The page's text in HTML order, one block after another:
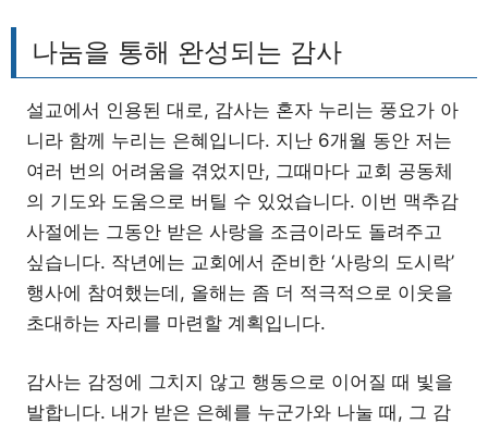
나눔을 통해 완성되는 감사
설교에서 인용된 대로, 감사는 혼자 누리는 풍요가 아
니라 함께 누리는 은혜입니다. 지난 6개월 동안 저는
여러 번의 어려움을 겪었지만, 그때마다 교회 공동체
의 기도와 도움으로 버틸 수 있었습니다. 이번 맥추감
사절에는 그동안 받은 사랑을 조금이라도 돌려주고
싶습니다. 작년에는 교회에서 준비한 ‘사랑의 도시락’
행사에 참여했는데, 올해는 좀 더 적극적으로 이웃을
초대하는 자리를 마련할 계획입니다.
감사는 감정에 그치지 않고 행동으로 이어질 때 빛을
발합니다. 내가 받은 은혜를 누군가와 나눌 때, 그 감